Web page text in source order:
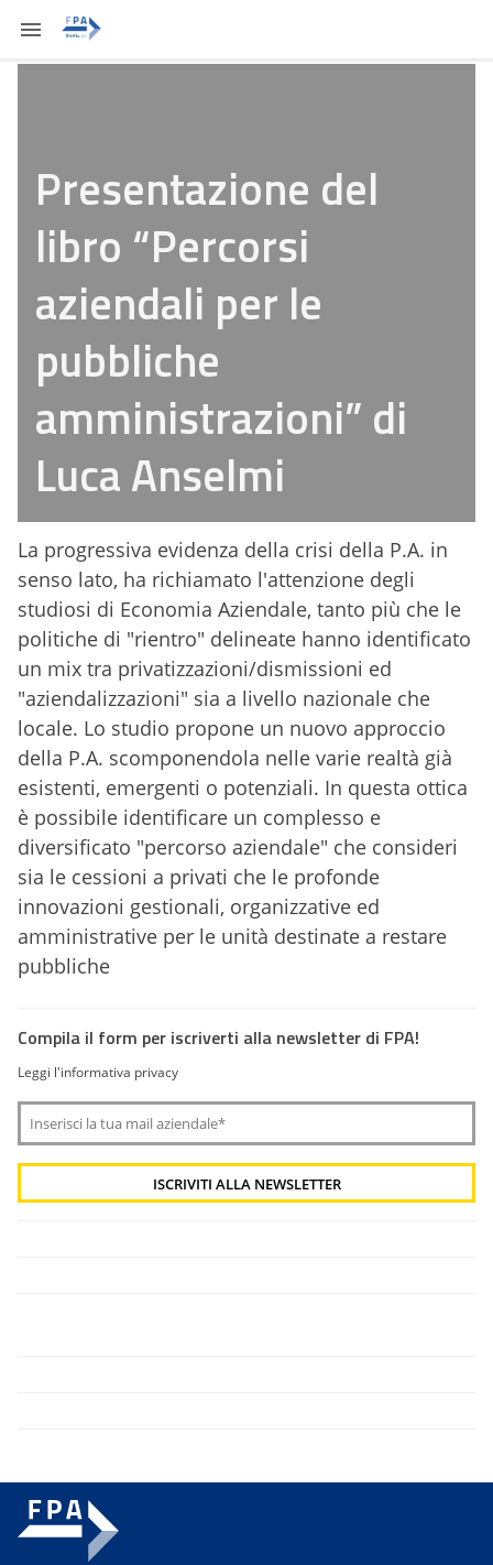
Presentazione del
libro “Percorsi
aziendali per le
pubbliche
amministrazioni” di
Luca Anselmi
La progressiva evidenza della crisi della P.A. in
senso lato, ha richiamato l'attenzione degli
studiosi di Economia Aziendale, tanto più che le
politiche di "rientro" delineate hanno identificato
un mix tra privatizzazioni/dismissioni ed
"aziendalizzazioni" sia a livello nazionale che
locale. Lo studio propone un nuovo approccio
della P.A. scomponendola nelle varie realtà già
esistenti, emergenti o potenziali. In questa ottica
è possibile identificare un complesso e
diversificato "percorso aziendale" che consideri
sia le cessioni a privati che le profonde
innovazioni gestionali, organizzative ed
amministrative per le unità destinate a restare
pubbliche
Compila il form per iscriverti alla newsletter di FPA!
Leggi l'informativa privacy